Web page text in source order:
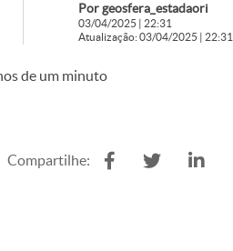
Por geosfera_estadaori
03/04/2025 | 22:31
Atualização: 03/04/2025 | 22:31
de um minuto
Compartilhe: